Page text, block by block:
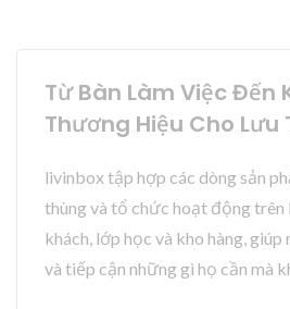
Từ Bàn Làm Việc Đến
Thương Hiệu Cho Lưu
livinbox tập hợp các dòng sản
thùng và tổ chức hoạt động trên
khách, lớp học và kho hàng,
và tiếp cận những gì họ cần mà